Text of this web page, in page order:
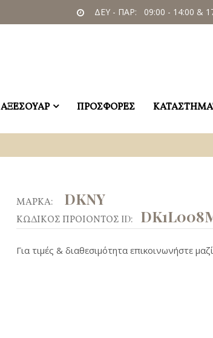
ΔΕΥ - ΠΑΡ: 09:00 - 14:00 &
ΑΞΕΣΟΥΑΡ ΠΡΟΣΦΟΡΕΣ
ΜΑΡΚΑ: DKNY
ΚΩΔΙΚΟΣ ΠΡΟΙΟΝΤΟΣ ID:
Για τιμές & διαθεσιμότητα επικοινωνήστε